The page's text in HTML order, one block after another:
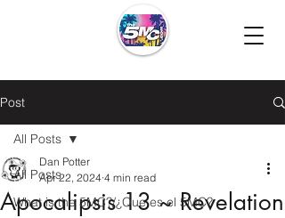
Post
All Posts
What is the 5MC?/¿Que es el 5MC?
All Posts
Apocalipsis 13 ~ Revelation
Dan Potter
Apr 22, 2024 4 min read